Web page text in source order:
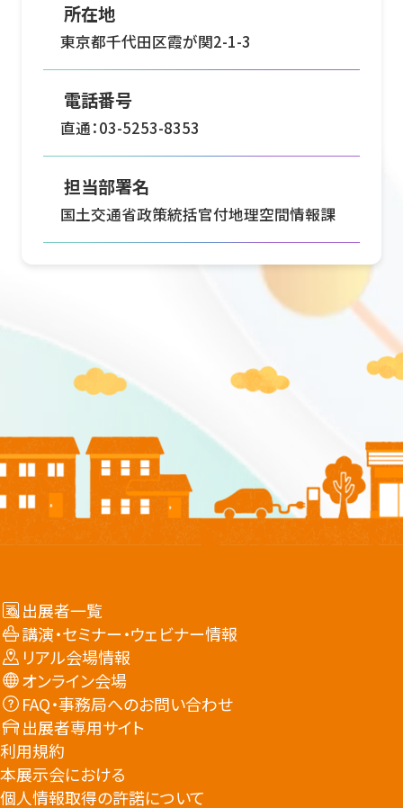
所在地
東京都千代田区霞が関2-1-3
電話番号
直通：03-5253-8353
担当部署名
国土交通省政策統括官付地理空間情報課
出展者一覧
講演・セミナー・ウェビナー情報
リアル会場情報
オンライン会場
FAQ・事務局へのお問い合わせ
出展者専用サイト
利用規約
本展示会における
個人情報取得の許諾について